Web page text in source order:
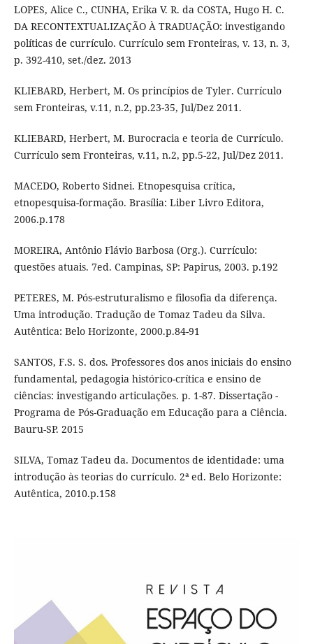
LOPES, Alice C., CUNHA, Erika V. R. da COSTA, Hugo H. C.
DA RECONTEXTUALIZAÇÃO À TRADUAÇÃO: investigando
políticas de currículo. Currículo sem Fronteiras, v. 13, n. 3,
p. 392-410, set./dez. 2013
KLIEBARD, Herbert, M. Os princípios de Tyler. Currículo
sem Fronteiras, v.11, n.2, pp.23-35, Jul/Dez 2011.
KLIEBARD, Herbert, M. Burocracia e teoria de Currículo.
Currículo sem Fronteiras, v.11, n.2, pp.5-22, Jul/Dez 2011.
MACEDO, Roberto Sidnei. Etnopesquisa crítica,
etnopesquisa-formação. Brasília: Liber Livro Editora,
2006.p.178
MOREIRA, Antônio Flávio Barbosa (Org.). Currículo:
questões atuais. 7ed. Campinas, SP: Papirus, 2003. p.192
PETERES, M. Pós-estruturalismo e filosofia da diferença.
Uma introdução. Tradução de Tomaz Tadeu da Silva.
Autêntica: Belo Horizonte, 2000.p.84-91
SANTOS, F.S. S. dos. Professores dos anos iniciais do ensino
fundamental, pedagogia histórico-crítica e ensino de
ciências: investigando articulações. p. 1-87. Dissertação -
Programa de Pós-Graduação em Educação para a Ciência.
Bauru-SP. 2015
SILVA, Tomaz Tadeu da. Documentos de identidade: uma
introdução às teorias do currículo. 2ª ed. Belo Horizonte:
Autêntica, 2010.p.158